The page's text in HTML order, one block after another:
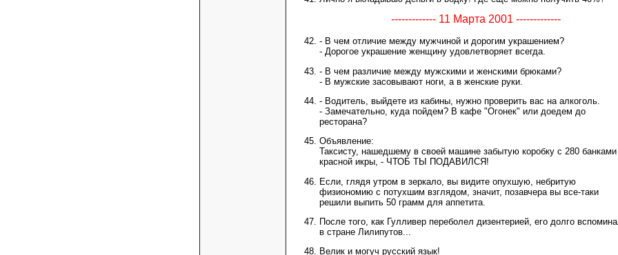
------------- 11 Марта 2001 -------------
- В чем отличие между мужчиной и дорогим украшением?
- Дорогое украшение женщину удовлетворяет всегда.
- В чем различие между мужскими и женскими брюками?
- В мужские засовывают ноги, а в женские руки.
- Водитель, выйдете из кабины, нужно проверить вас на алкоголь.
- Замечательно, куда пойдем? В кафе "Огонек" или доедем до
ресторана?
Объявление:
Таксисту, нашедшему в своей машине забытую коробку с 280 банками
красной икры, - ЧТОБ ТЫ ПОДАВИЛСЯ!
Если, глядя утром в зеркало, вы видите опухшую, небритую
физиономию с потухшим взглядом, значит, позавчера вы все-таки
решили выпить 50 грамм для аппетита.
После того, как Гулливер переболел дизентерией, его долго
в стране Лилипутов...
Велик и могуч русский язык!